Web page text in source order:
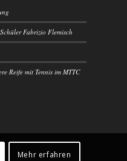
Fabrizio Flemisch
Reife mit Tennis im MTTC
Mehr erfahren